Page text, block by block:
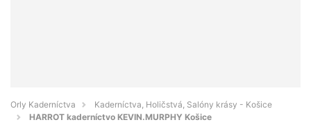
Orly Kaderníctva
Kaderníctva, Holičstvá, Salóny krásy - Košice
HARROT kaderníctvo KEVIN.MURPHY Košice